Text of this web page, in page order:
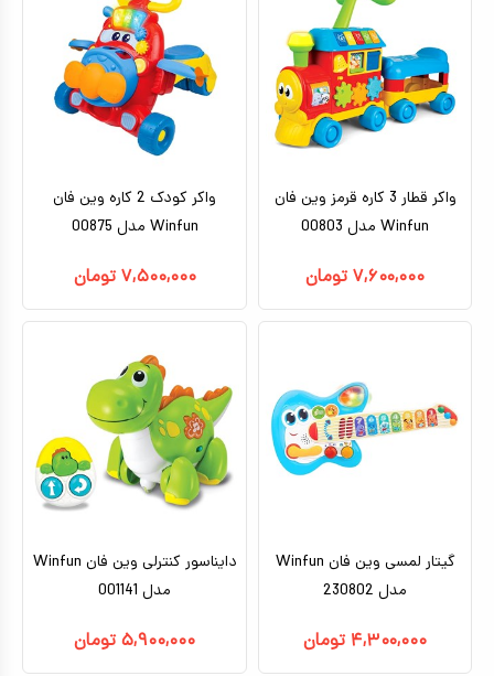
واکر قطار 3 کاره قرمز وین فان
Winfun مدل 00803
۷,۶۰۰,۰۰۰ تومان
واکر کودک 2 کاره وین فان
Winfun مدل 00875
۷,۵۰۰,۰۰۰ تومان
گیتار لمسی وین فان Winfun
مدل 230802
۴,۳۰۰,۰۰۰ تومان
دایناسور کنترلی وین فان Winfun
مدل 001141
۵,۹۰۰,۰۰۰ تومان